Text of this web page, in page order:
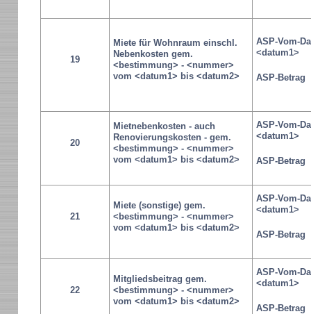
19
Miete für Wohnraum einschl.
Nebenkosten gem.
<bestimmung> - <nummer>
vom <datum1> bis <datum2>
ASP-Vom-
<datum1>
ASP-Betrag
20
Mietnebenkosten - auch
Renovierungskosten - gem.
<bestimmung> - <nummer>
vom <datum1> bis <datum2>
ASP-Vom-
<datum1>
ASP-Betrag
21
Miete (sonstige) gem.
<bestimmung> - <nummer>
vom <datum1> bis <datum2>
ASP-Vom-
<datum1>
ASP-Betrag
22
Mitgliedsbeitrag gem.
<bestimmung> - <nummer>
vom <datum1> bis <datum2>
ASP-Vom-
<datum1>
ASP-Betrag